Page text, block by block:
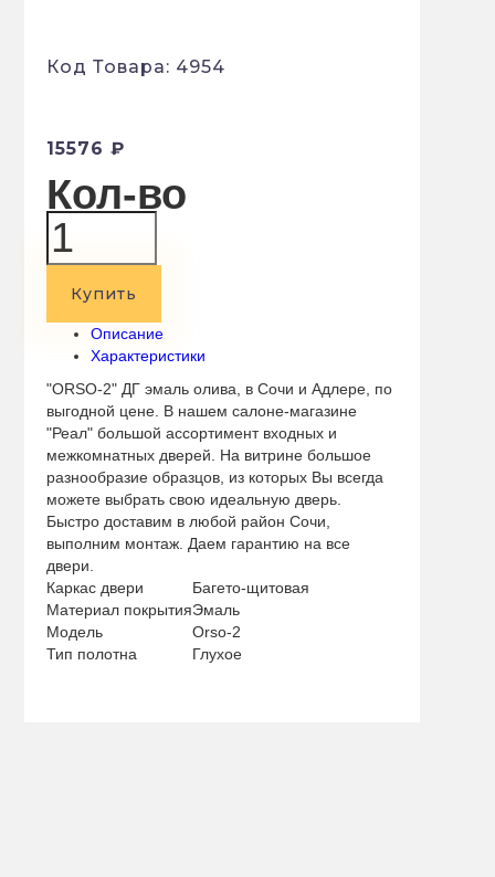
Код Товара: 4954
15576 ₽
Кол-во
Купить
Описание
Характеристики
"ORSO-2" ДГ эмаль олива, в Сочи и Адлере, по
выгодной цене. В нашем салоне-магазине
"Реал" большой ассортимент входных и
межкомнатных дверей. На витрине большое
разнообразие образцов, из которых Вы всегда
можете выбрать свою идеальную дверь.
Быстро доставим в любой район Сочи,
выполним монтаж. Даем гарантию на все
двери.
Каркас двери
Багето-щитовая
Материал покрытияЭмаль
Модель
Orso-2
Тип полотна
Глухое